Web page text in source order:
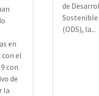
en
el
con
de
la
de
Sostenible
(ODS), la...